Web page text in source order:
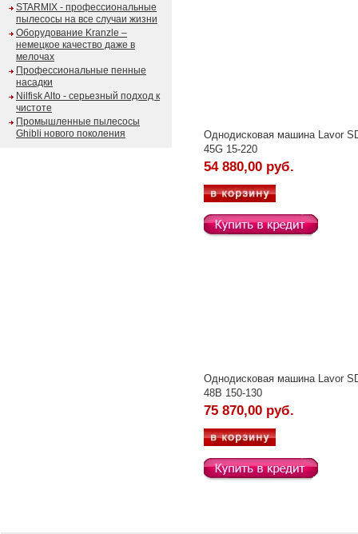
STARMIX - профессиональные
пылесосы на все случаи жизни
Оборудование Kranzle –
немецкое качество даже в
мелочах
Профессиональные пенные
насадки
Nilfisk Alto - серьезный подход к
чистоте
Промышленные пылесосы
Ghibli нового поколения
Однодисковая машина Lavor
45G 15-220
54 880,00 руб.
Однодисковая машина Lavor
48B 150-130
75 870,00 руб.